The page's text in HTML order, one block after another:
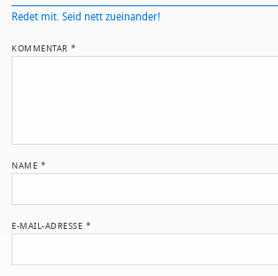
Redet mit. Seid nett zueinander!
KOMMENTAR*
NAME *
E-MAIL-ADRESSE *